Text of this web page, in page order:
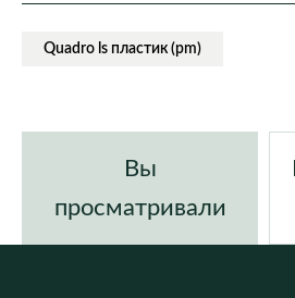
Quadro ls пластик (pm)
Вы
просматривали